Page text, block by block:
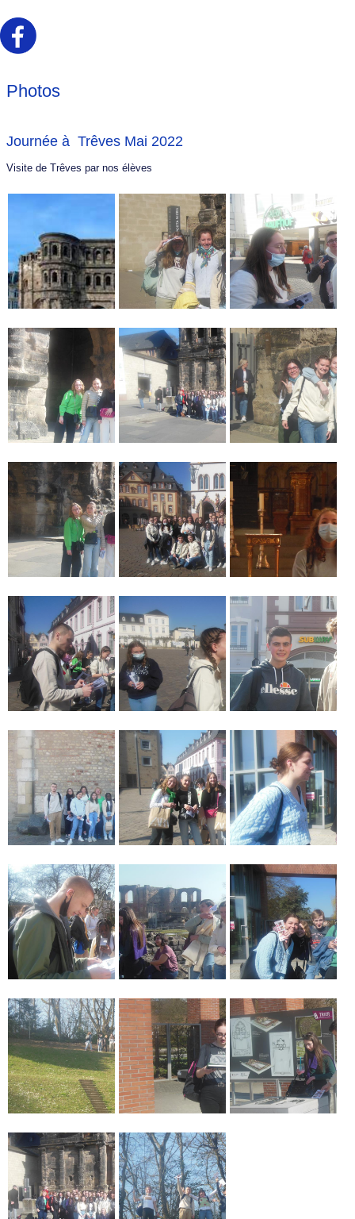
Photos
Journée à Trêves Mai 2022
Visite de Trêves par nos élèves